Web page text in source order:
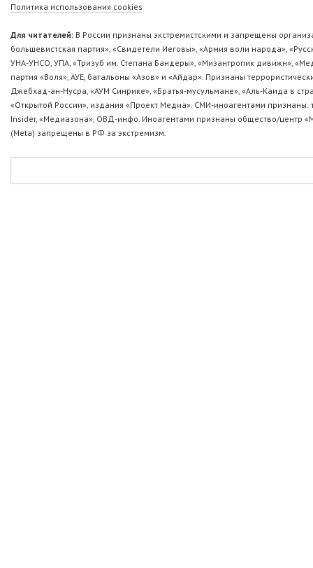
Политика использования cookies
Для читателей: В России признаны экстремистскими и запрещены
большевистская партия», «Свидетели Иеговы», «Армия воли народа»,
УНА-УНСО, УПА, «Тризуб им. Степана Бандеры», «Мизантропик дивижн»,
партия «Воля», АУЕ, батальоны «Азов» и «Айдар». Признаны
Джебхад-ан-Нусра, «АУМ Синрике», «Братья-мусульмане», «Аль-Каида в
«Открытой России», издания «Проект Медиа». СМИ-иноагентами
Insider, «Медиазона», ОВД-инфо. Иноагентами признаны общество/центр
(Metа) запрещены в РФ за экстремизм.